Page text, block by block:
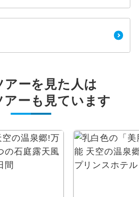
アーを見た人は
アーも見ています